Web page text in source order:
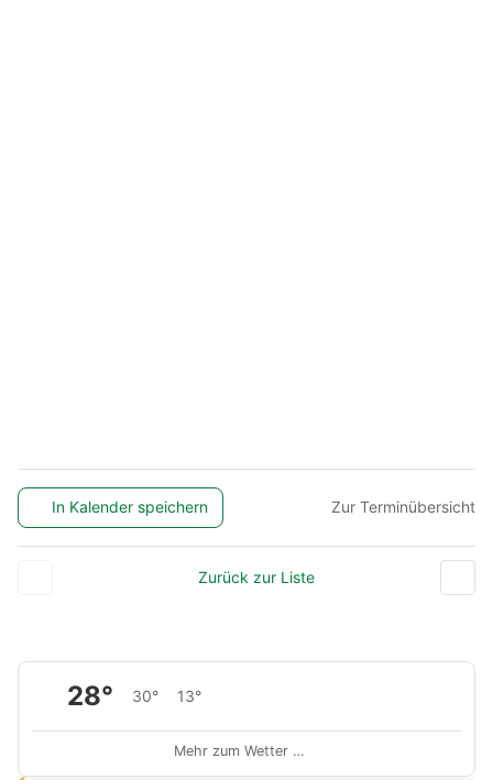
In Kalender speichern Zur Terminübersicht
Zurück zur Liste
28° 30° 13°
Mehr zum Wetter …